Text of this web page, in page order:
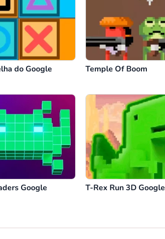
do Google Temple Of Boom
Google T-Rex Run 3D Google